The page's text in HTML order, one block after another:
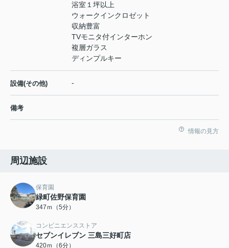
浴室１坪以上
ウォークインクロゼット
収納豊富
TVモニタ付インターホン
複層ガラス
ディンプルキー
設備(その他) -
備考
情報の見方
周辺施設
保育園
緑町佐野保育園
347ｍ（5分）
コンビニエンスストア
セブンイレブン 三島三好町店
420ｍ（6分）